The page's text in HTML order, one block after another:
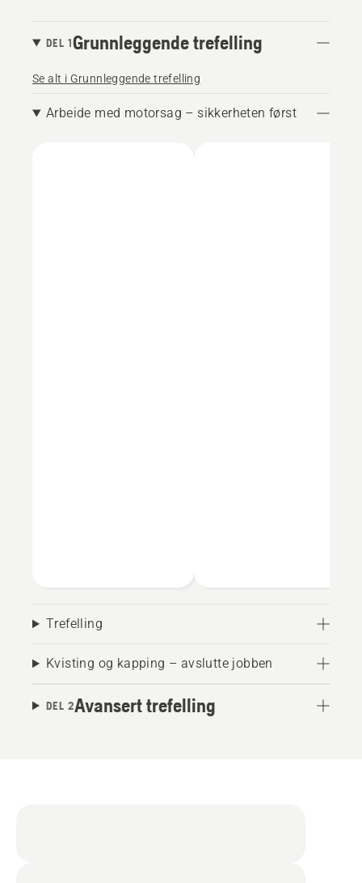
DEL 1Grunnleggende trefelling
Se alt i Grunnleggende trefelling
Arbeide med motorsag – sikkerheten først
Trefelling
Kvisting og kapping – avslutte jobben
DEL 2Avansert trefelling